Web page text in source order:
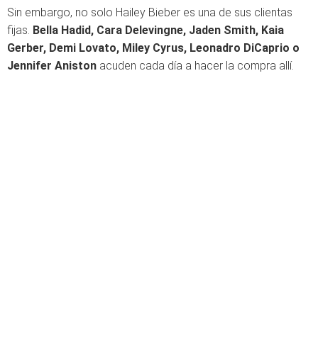
Sin embargo, no solo Hailey Bieber es una de sus clientas
fijas. Bella Hadid, Cara Delevingne, Jaden Smith, Kaia
Gerber, Demi Lovato, Miley Cyrus, Leonadro DiCaprio o
Jennifer Aniston acuden cada día a hacer la compra allí.